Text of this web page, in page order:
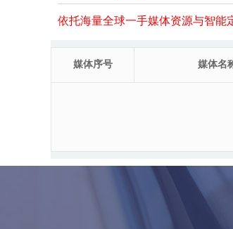
依托海量全球一手媒体资源与智能
媒体序号 媒体名